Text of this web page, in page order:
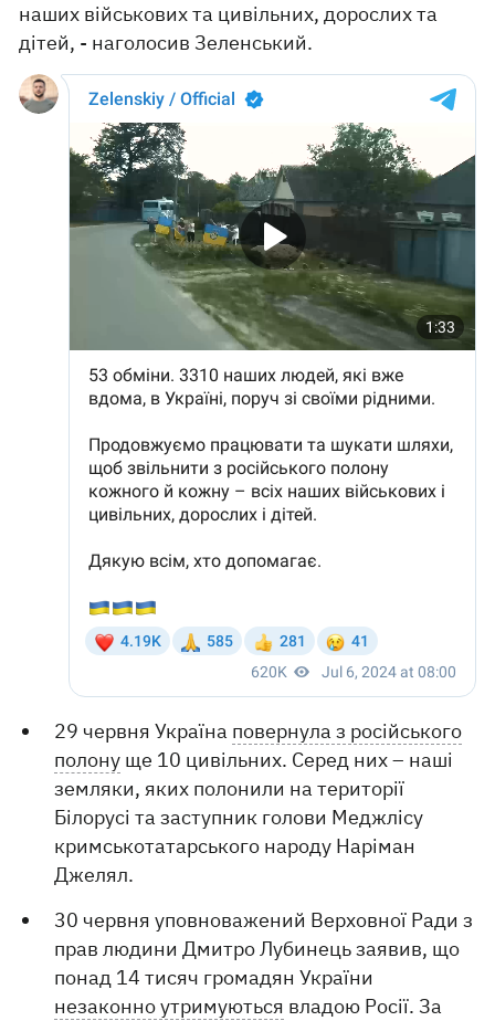
наших військових та цивільних, дорослих та
дітей, - наголосив Зеленський.
29 червня Україна повернула з російського
полону ще 10 цивільних. Серед них – наші
земляки, яких полонили на території
Білорусі та заступник голови Меджлісу
кримськотатарського народу Наріман
Джелял.
30 червня уповноважений Верховної Ради з
прав людини Дмитро Лубинець заявив, що
понад 14 тисяч громадян України
незаконно утримуються владою Росії. За